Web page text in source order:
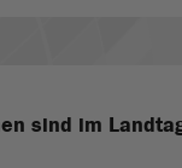
sind im